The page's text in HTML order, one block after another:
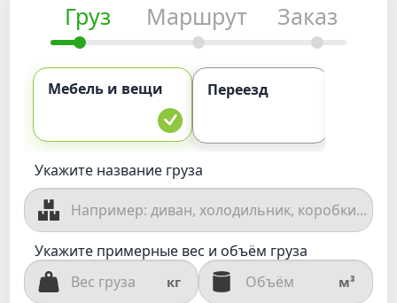
Груз Маршрут Заказ
Мебель и вещи Переезд
Укажите название груза
Укажите примерные вес и объём груза
кг м³